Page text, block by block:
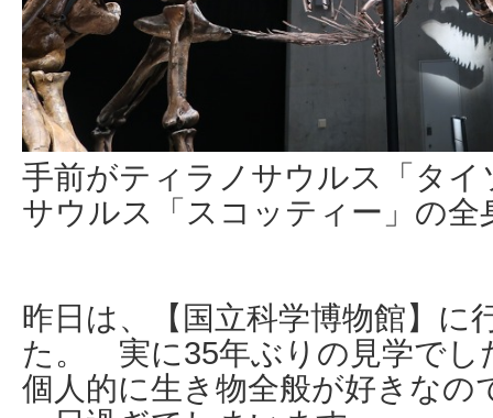
手前がティラノサウルス「タ
サウルス「スコッティー」の全
昨日は、【国立科学博物館】に
た。 実に35年ぶりの見学でし
個人的に生き物全般が好きなの